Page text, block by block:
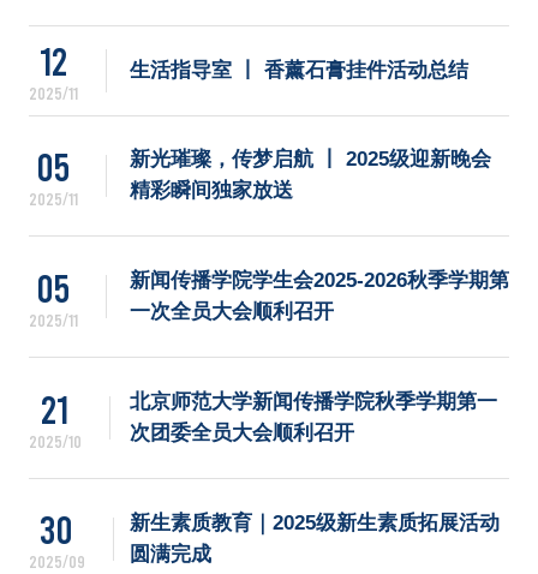
12
2025/11
生活指导室 丨 香薰石膏挂件活动总结
05
2025/11
新光璀璨，传梦启航 丨 2025级迎新晚会
精彩瞬间独家放送
05
2025/11
新闻传播学院学生会2025-2026秋季学期第
一次全员大会顺利召开
21
2025/10
北京师范大学新闻传播学院秋季学期第一
次团委全员大会顺利召开
30
2025/09
新生素质教育｜2025级新生素质拓展活动
圆满完成